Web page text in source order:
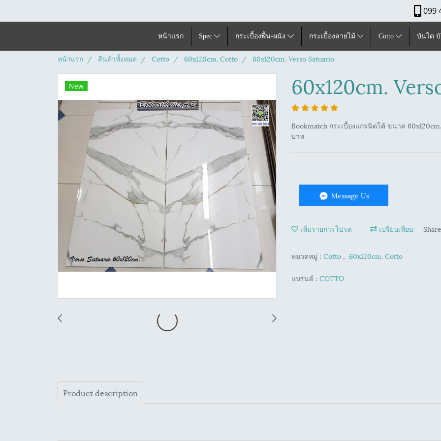
099
หน้าแรก Spec กระเบื้องพื้น-ผนัง กระเบื้องลายไม้ Cotto บันได
หน้าแรก สินค้าทั้งหมด Cotto 60x120cm. Cotto 60x120cm. Verso Satuario
New 60x120cm.
Bookmatch กระเบื้องแกรนิตโต้ ขนาด
บาท
Message Us
เพิ่มรายการโปรด เปรียบเทียบ Share
หมวดหมู่ : Cotto , 60x120cm. Cotto
แบรนด์ : COTTO
Product description